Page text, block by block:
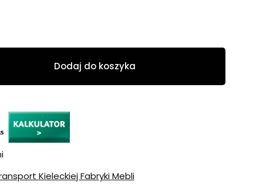
Dodaj do koszyka
Kieleckiej Fabryki Mebli